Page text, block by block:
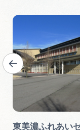
東美濃ふれあい